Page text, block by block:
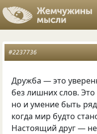
#2237736
Дружба — это
без лишних слов. Это
но и умение быть
когда мир будто
Настоящий друг — не